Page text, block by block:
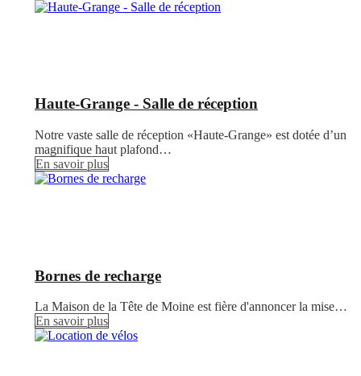
Haute-Grange - Salle de réception
Notre vaste salle de réception «Haute-Grange» est dotée d’un
magnifique haut plafond…
En savoir plus
Bornes de recharge
La Maison de la Tête de Moine est fière d'annoncer la mise…
En savoir plus